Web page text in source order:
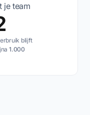
je team
blijft
1.000